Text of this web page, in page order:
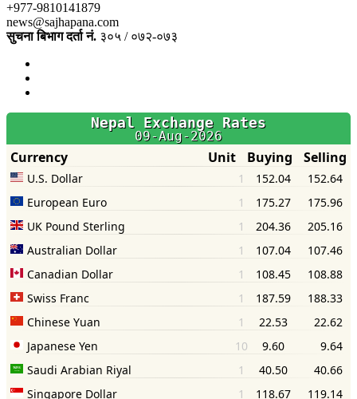
+977-9810141879
news@sajhapana.com
सुचना बिभाग दर्ता नं. ३०५ / ०७२-०७३